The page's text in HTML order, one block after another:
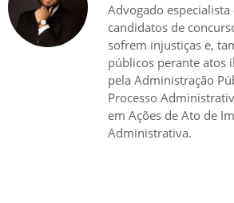
Advogado
candidatos de
sofrem injustiças e,
públicos perante atos
pela Administração
Processo
em Ações de Ato de
Administrativa.